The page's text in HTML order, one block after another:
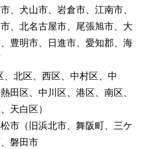
、犬山市、岩倉市、江南市、
、北名古屋市、尾張旭市、大
豊明市、日進市、愛知郡、海
北区、西区、中村区、中
田区、中川区、港区、南区、
天白区）
市（旧浜北市、舞阪町、三ケ
磐田市